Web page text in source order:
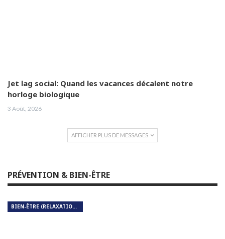
Jet lag social: Quand les vacances décalent notre
horloge biologique
3 Août, 2026
AFFICHER PLUS DE MESSAGES
PRÉVENTION & BIEN-ÊTRE
BIEN-ÊTRE (RELAXATION, MÉDITATION, SOIN DU CORPS)